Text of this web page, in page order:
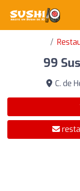
99
C. de